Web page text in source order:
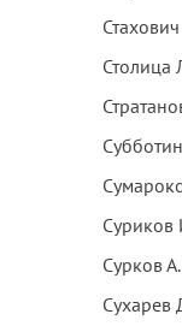
Столица
Суриков
Сурков
Сухарев